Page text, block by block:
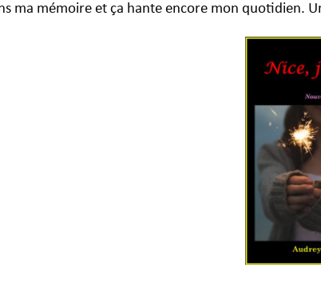
ma mémoire et ça hante encore mon quotidien.